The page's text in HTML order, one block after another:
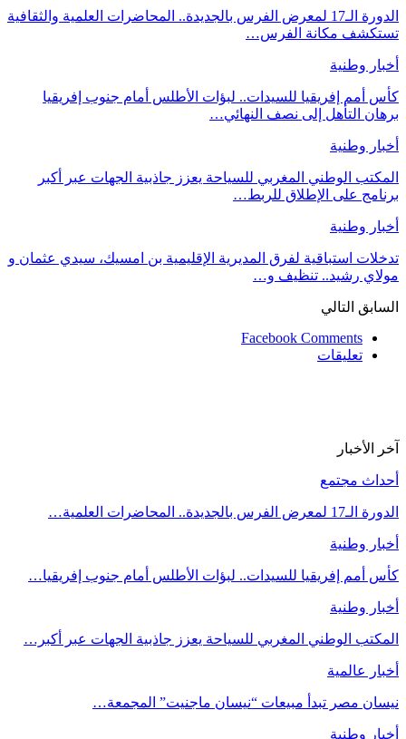
الدورة الـ17 لمعرض الفرس بالجديدة.. المحاضرات العلمية والثقافية
تستكشف مكانة الفرس…
أخبار وطنية
كأس أمم إفريقيا للسيدات.. لبؤات الأطلس أمام جنوب إفريقيا
برهان التأهل إلى نصف النهائي…
أخبار وطنية
المكتب الوطني المغربي للسياحة يعزز جاذبية الجهات عبر أكبر
برنامج على الإطلاق للربط…
أخبار وطنية
تدخلات استباقية لفرق المديرية الإقليمية بن امسيك، سيدي عثمان و
مولاي رشيد.. تنظيف و…
السابق التالي
Facebook Comments
تعليقات
آخر الأخبار
أحداث مجتمع
الدورة الـ17 لمعرض الفرس بالجديدة.. المحاضرات العلمية…
أخبار وطنية
كأس أمم إفريقيا للسيدات.. لبؤات الأطلس أمام جنوب إفريقيا…
أخبار وطنية
المكتب الوطني المغربي للسياحة يعزز جاذبية الجهات عبر أكبر…
أخبار عالمية
نيسان مصر تبدأ مبيعات “نيسان ماجنيت” المجمعة…
أخبار وطنية